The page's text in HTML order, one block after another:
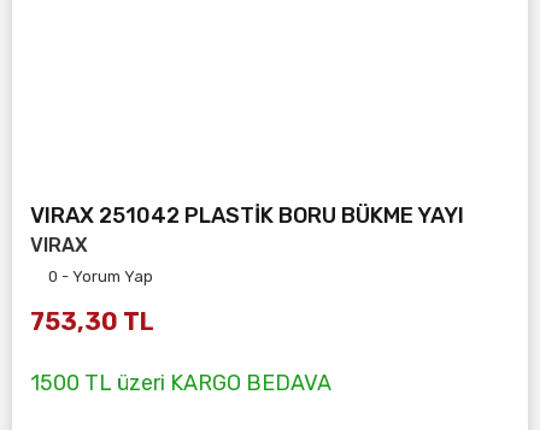
VIRAX 251042 PLASTİK BORU BÜKME YAYI
VIRAX
0 - Yorum Yap
753,30 TL
1500 TL üzeri KARGO BEDAVA